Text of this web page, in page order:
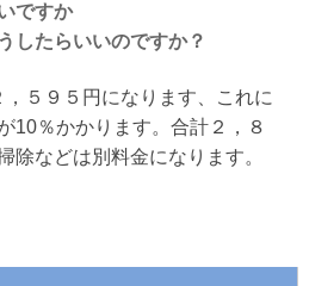
ですか
したらいいのですか？
５９５円になります、これに
10％かかります。合計２，８
除などは別料金になります。